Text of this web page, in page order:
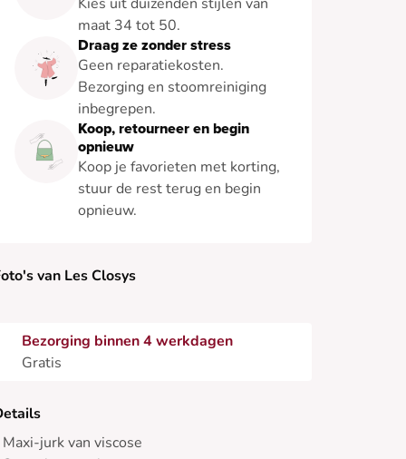
maat 34 tot 50.
Draag ze zonder stress
Geen reparatiekosten.
Bezorging en stoomreiniging
inbegrepen.
Koop, retourneer en begin
opnieuw
Koop je favorieten met korting,
stuur de rest terug en begin
opnieuw.
van Les Closys
Bezorging binnen 4 werkdagen
Gratis
jurk van viscose